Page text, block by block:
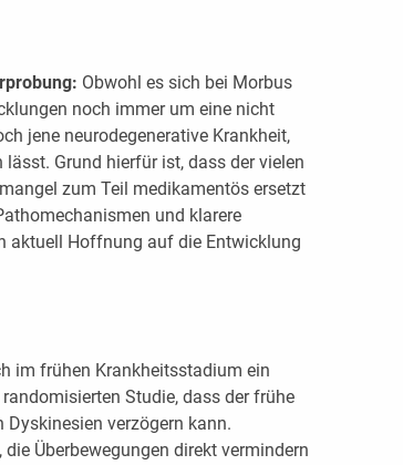
Obwohl es sich bei Morbus
noch immer um eine nicht
jene neurodegenerative Krankheit,
Grund hierfür ist, dass der vielen
zum Teil medikamentös ersetzt
und klarere
aktuell Hoffnung auf die Entwicklung
im frühen Krankheitsstadium ein
Studie, dass der frühe
verzögern kann.
Überbewegungen direkt vermindern